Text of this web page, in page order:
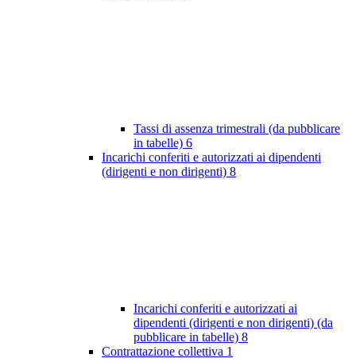
Tassi di assenza trimestrali (da pubblicare
in tabelle) 6
Incarichi conferiti e autorizzati ai dipendenti
(dirigenti e non dirigenti) 8
Incarichi conferiti e autorizzati ai
dipendenti (dirigenti e non dirigenti) (da
pubblicare in tabelle) 8
Contrattazione collettiva 1